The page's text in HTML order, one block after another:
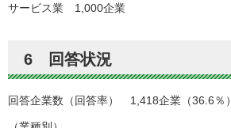
サービス業 1,000企業
6 回答状況
回答企業数（回答率） 1,418企業（36.6％）